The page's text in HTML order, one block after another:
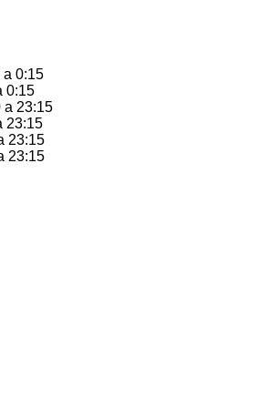
a 0:15
0:15
a 23:15
23:15
23:15
23:15